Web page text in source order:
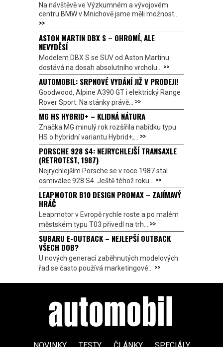
Na návštěvě ve Výzkumném a vývojovém
centru BMW v Mnichově jsme měli možnost...
>>
ASTON MARTIN DBX S – OHROMÍ, ALE
NEVYDĚSÍ
Modelem DBX S se SUV od Aston Martinu
dostává na dosah absolutního vrcholu... >>
AUTOMOBIL: SRPNOVÉ VYDÁNÍ JIŽ V PRODEJI!
Goodwood, Alpine A390 GT i elektrický Range
Rover Sport. Na stánky právě... >>
MG HS HYBRID+ – KLIDNÁ NÁTURA
Značka MG minulý rok rozšířila nabídku typu
HS o hybridní variantu Hybrid+,... >>
PORSCHE 928 S4: NEJRYCHLEJŠÍ TRANSAXLE
(RETROTEST, 1987)
Nejrychlejším Porsche se v roce 1987 stal
osmiválec 928 S4. Ještě téhož roku... >>
LEAPMOTOR B10 DESIGN PROMAX – ZAJÍMAVÝ
HRÁČ
Leapmotor v Evropě rychle roste a po malém
městském typu T03 přivedl na trh... >>
SUBARU E-OUTBACK – NEJLEPŠÍ OUTBACK
VŠECH DOB?
U nových generací zaběhnutých modelových
řad se často používá marketingové... >>